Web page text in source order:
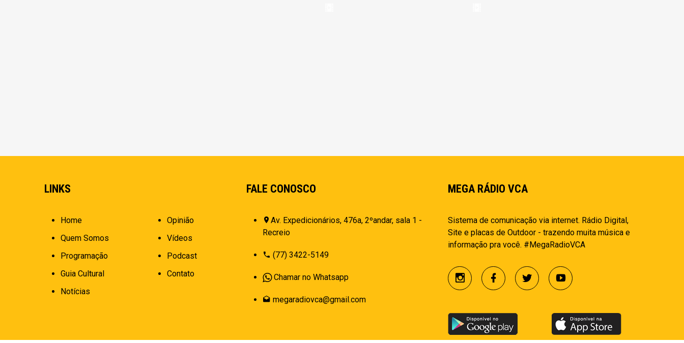
LINKS
Home
Quem Somos
Programação
Guia Cultural
Notícias
Opinião
Vídeos
Podcast
Contato
FALE CONOSCO
Av. Expedicionários, 476a, 2ºandar, sala 1 -
Recreio
(77) 3422-5149
Chamar no Whatsapp
megaradiovca@gmail.com
MEGA RÁDIO VCA
Sistema de comunicação via internet. Rádio Digital,
Site e placas de Outdoor - trazendo muita música e
informação pra você. #MegaRadioVCA